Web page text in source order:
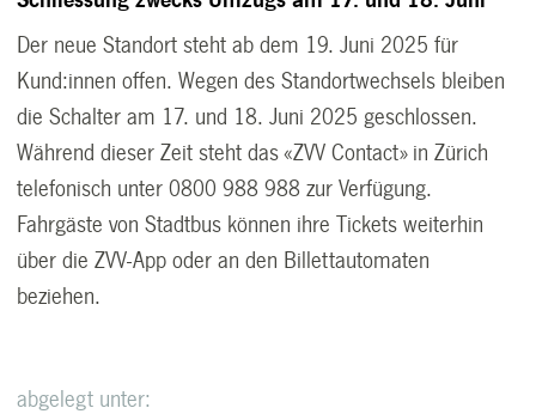
Der neue Standort steht ab dem 19. Juni 2025 für
Kund:innen offen. Wegen des Standortwechsels bleiben
die Schalter am 17. und 18. Juni 2025 geschlossen.
Während dieser Zeit steht das «ZVV Contact» in Zürich
telefonisch unter 0800 988 988 zur Verfügung.
Fahrgäste von Stadtbus können ihre Tickets weiterhin
über die ZVV-App oder an den Billettautomaten
beziehen.
abgelegt unter: